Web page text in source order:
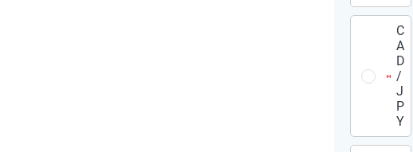
C
A
D
/
J
P
Y